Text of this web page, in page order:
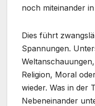
noch miteinander
Dies führt
Spannungen.
Religion, Moral
wieder. Was in der
Nebeneinander